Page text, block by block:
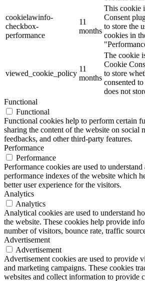
cookielawinfo-
checkbox-
performance
11
months
This cookie
Consent
to store the
cookies in
viewed_cookie_policy
11
months
The cookie
Cookie
to store
consented
does not
Functional
Functional
Functional cookies help to perform certain
sharing the content of the website on social
feedbacks, and other third-party features.
Performance
Performance
Performance cookies are used to
performance indexes of the website which
better user experience for the visitors.
Analytics
Analytics
Analytical cookies are used to understand
the website. These cookies help provide
number of visitors, bounce rate, traffic
Advertisement
Advertisement
Advertisement cookies are used to provide
and marketing campaigns. These cookies
websites and collect information to provide